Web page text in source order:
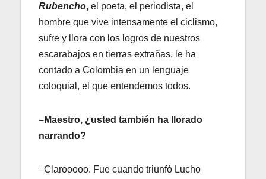
Rubencho, el poeta, el periodista, el
hombre que vive intensamente el ciclismo,
sufre y llora con los logros de nuestros
escarabajos en tierras extrañas, le ha
contado a Colombia en un lenguaje
coloquial, el que entendemos todos.
–Maestro, ¿usted también ha llorado
narrando?
–Clarooooo. Fue cuando triunfó Lucho